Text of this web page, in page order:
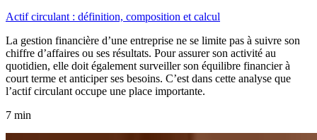
Actif circulant : définition, composition et calcul
La gestion financière d’une entreprise ne se limite pas à suivre son
chiffre d’affaires ou ses résultats. Pour assurer son activité au
quotidien, elle doit également surveiller son équilibre financier à
court terme et anticiper ses besoins. C’est dans cette analyse que
l’actif circulant occupe une place importante.
7 min